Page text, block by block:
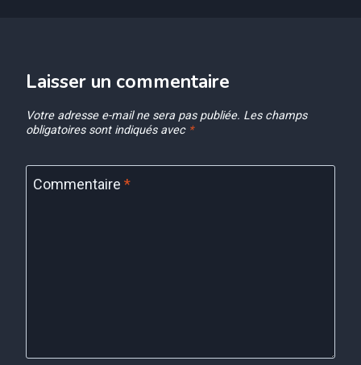
Laisser un commentaire
Votre adresse e-mail ne sera pas publiée. Les champs
obligatoires sont indiqués avec *
Commentaire *